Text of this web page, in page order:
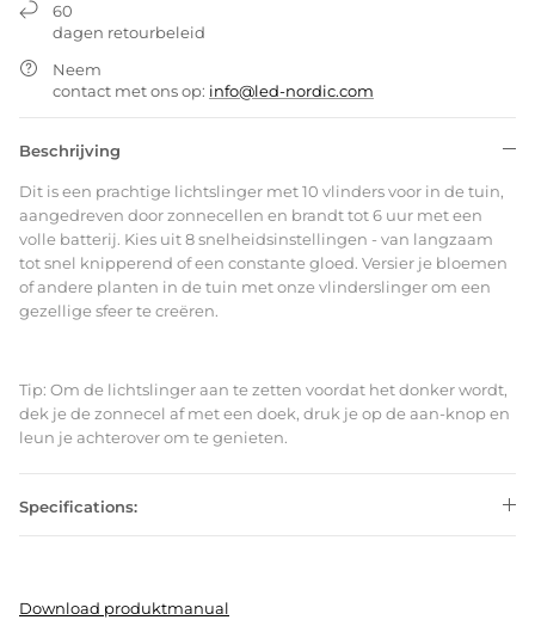
60
dagen retourbeleid
Neem
contact met ons op: info@led-nordic.com
Beschrijving
Dit is een prachtige lichtslinger met 10 vlinders voor in de tuin,
aangedreven door zonnecellen en brandt tot 6 uur met een
volle batterij. Kies uit 8 snelheidsinstellingen - van langzaam
tot snel knipperend of een constante gloed. Versier je bloemen
of andere planten in de tuin met onze vlinderslinger om een
gezellige sfeer te creëren.
Tip: Om de lichtslinger aan te zetten voordat het donker wordt,
dek je de zonnecel af met een doek, druk je op de aan-knop en
leun je achterover om te genieten.
Specifications:
Download produktmanual